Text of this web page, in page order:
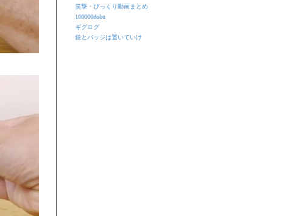
笑撃・びっくり動画まとめ
100000dobu
ギグログ
銃とバッジは置いていけ